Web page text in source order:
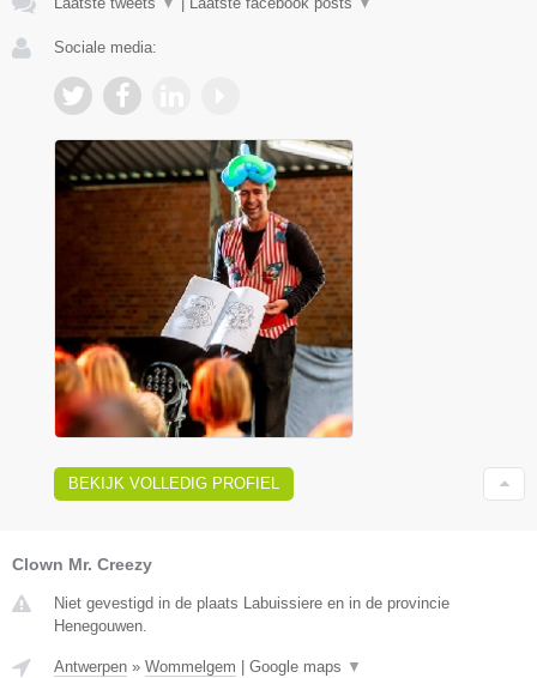
Sociale media:
BEKIJK VOLLEDIG PROFIEL
Clown Mr. Creezy
Niet gevestigd in de plaats Labuissiere en in de provincie
Henegouwen.
Antwerpen » Wommelgem Google maps ▼